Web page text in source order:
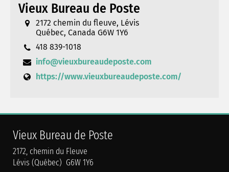
Vieux Bureau de Poste
2172 chemin du fleuve, Lévis
Québec, Canada G6W 1Y6
418 839-1018
info@vieuxbureaudeposte.com
https://www.vieuxbureaudeposte.com/
Vieux Bureau de Poste
2172, chemin du Fleuve
Lévis (Québec) G6W 1Y6